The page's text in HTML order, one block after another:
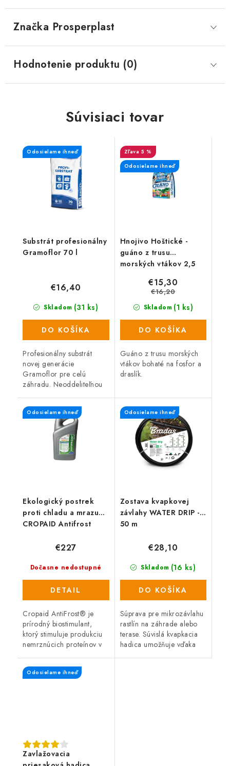
Značka Prosperplast
Hodnotenie produktu (0)
Súvisiaci tovar
Substrát profesionálny
Gramoflor 70 l
Odosielame ihneď
Skladom (31 ks)
€16,40
DO KOŠÍKA
Profesionálny substrát
novej generácie
Gramoflor pre celú
záhradu. Neoddeliteľnou
Gramoflor je totiž vyšší
podiel obnoviteľných
komponentov, ako sú
kompost a...
Hnojivo Hoštické -
guáno z trusu
morských vtákov 2,5
5 %
Odosielame ihneď
Skladom (1 ks)
€15,30
€16,20
DO KOŠÍKA
Guáno z trusu morských
vtákov bohaté na fosfor a
draslík.
Ekologický postrek
proti chladu a mrazu
CROPAID Antifrost
Odosielame ihneď
Dočasne nedostupné
€227
DETAIL
Cropaid AntiFrost® je
prírodný biostimulant,
ktorý stimuluje produkciu
nemrznúcich proteínov v
proteíny zabraňujú tvorbe
kryštálov ľadu, a tým...
Zostava kvapkovej
závlahy WATER DRIP -
50 m
Odosielame ihneď
Skladom (16 ks)
€28,10
DO KOŠÍKA
Súprava pre mikrozávlahu
rastlín na záhrade alebo
terase. Súvislá kvapkacia
hadica umožňuje vďaka
Zavlažovacia
Odosielame ihneď